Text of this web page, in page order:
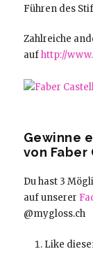
Führen des
Zahlreiche
aufhttp://
Gewinne
von Faber
Du hast 3
auf unserer
@mygloss.ch
Like